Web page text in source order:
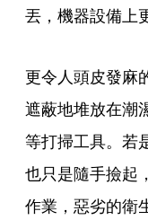
丟，機器設備上
更令人頭皮發麻
遮蔽地堆放在潮
等打掃工具。若
也只是隨手撿起
作業，惡劣的衛